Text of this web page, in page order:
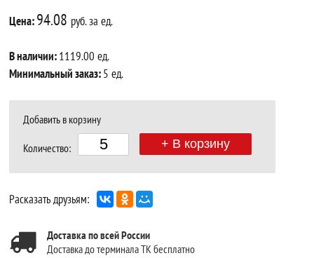
Цена:94.08 руб. за ед.
В наличии:1119.00 ед.
Минимальный заказ:5 ед.
Добавить в корзину
Количество: + В корзину
Расказать друзьям:
Доставка по всей России
Доставка до терминала ТК бесплатно